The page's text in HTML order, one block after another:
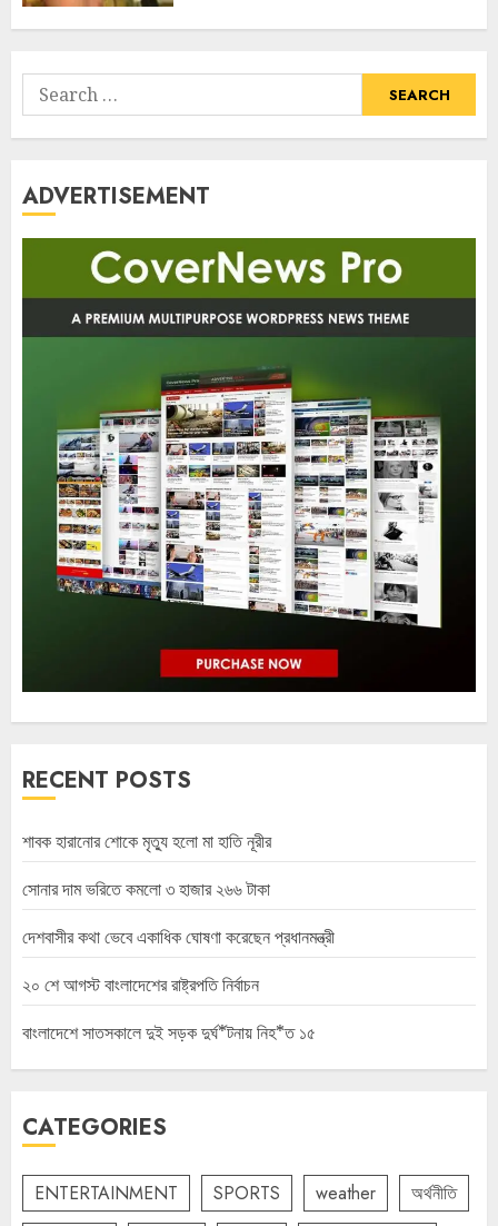
Search
for:
ADVERTISEMENT
RECENT POSTS
শাবক হারানোর শোকে মৃত্যু হলো মা হাতি নূরীর
সোনার দাম ভরিতে কমলো ৩ হাজার ২৬৬ টাকা
দেশবাসীর কথা ভেবে একাধিক ঘোষণা করেছেন প্রধানমন্ত্রী
২০ শে আগস্ট বাংলাদেশের রাষ্ট্রপতি নির্বাচন
বাংলাদেশে সাতসকালে দুই সড়ক দুর্ঘ*টনায় নিহ*ত ১৫
CATEGORIES
ENTERTAINMENT SPORTS weather
অর্থনীতি